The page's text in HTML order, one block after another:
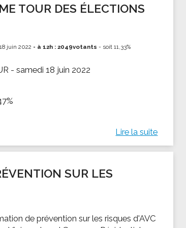
de Développement et de
de l'ACISE
LE SERVICE CULTURELGuide des activités sportives
TOUR DES ÉLECTIONS
juin 2022 - à 12h : 2049votants - soit 11,33%
- samedi 18 juin 2022
Lire la suite
SUR LES
de prévention sur les risques d'AVC